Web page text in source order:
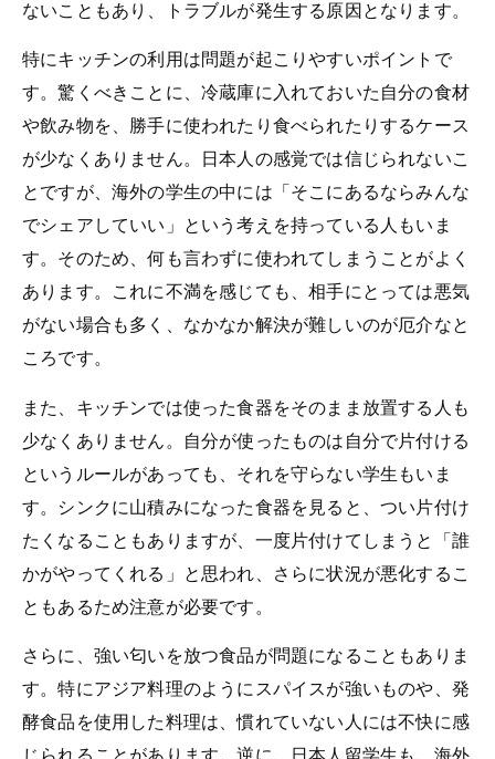
ないこともあり、トラブルが発生する原因となります。
特にキッチンの利用は問題が起こりやすいポイントで
す。驚くべきことに、冷蔵庫に入れておいた自分の食材
や飲み物を、勝手に使われたり食べられたりするケース
が少なくありません。日本人の感覚では信じられないこ
とですが、海外の学生の中には「そこにあるならみんな
でシェアしていい」という考えを持っている人もいま
す。そのため、何も言わずに使われてしまうことがよく
あります。これに不満を感じても、相手にとっては悪気
がない場合も多く、なかなか解決が難しいのが厄介なと
ころです。
また、キッチンでは使った食器をそのまま放置する人も
少なくありません。自分が使ったものは自分で片付ける
というルールがあっても、それを守らない学生もいま
す。シンクに山積みになった食器を見ると、つい片付け
たくなることもありますが、一度片付けてしまうと「誰
かがやってくれる」と思われ、さらに状況が悪化するこ
ともあるため注意が必要です。
さらに、強い匂いを放つ食品が問題になることもありま
す。特にアジア料理のようにスパイスが強いものや、発
酵食品を使用した料理は、慣れていない人には不快に感